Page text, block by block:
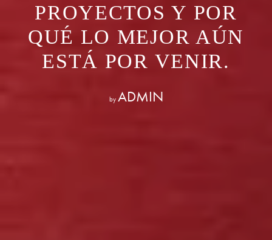
PROYECTOS Y POR
QUÉ LO MEJOR AÚN
ESTÁ POR VENIR.
by ADMIN